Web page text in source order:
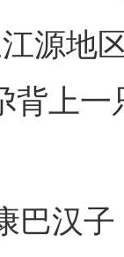
地区
背上
汉子